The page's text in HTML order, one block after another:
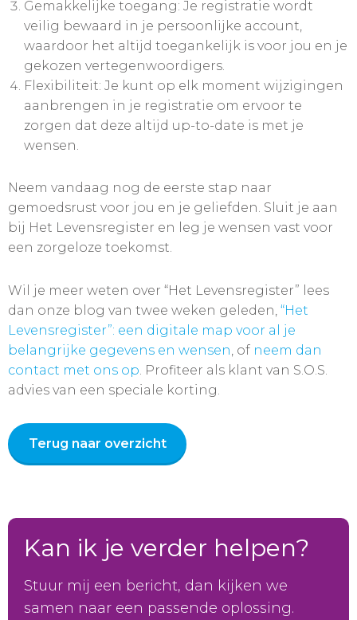
Gemakkelijke toegang: Je registratie wordt
veilig bewaard in je persoonlijke account,
waardoor het altijd toegankelijk is voor jou en je
gekozen vertegenwoordigers.
Flexibiliteit: Je kunt op elk moment wijzigingen
aanbrengen in je registratie om ervoor te
zorgen dat deze altijd up-to-date is met je
wensen.
Neem vandaag nog de eerste stap naar
gemoedsrust voor jou en je geliefden. Sluit je aan
bij Het Levensregister en leg je wensen vast voor
een zorgeloze toekomst.
Wil je meer weten over “Het Levensregister” lees
dan onze blog van twee weken geleden, “Het
Levensregister”: een digitale map voor al je
belangrijke gegevens en wensen, of neem dan
contact met ons op. Profiteer als klant van S.O.S.
advies van een speciale korting.
Terug naar overzicht
Kan ik je verder helpen?
Stuur mij een bericht, dan kijken we
samen naar een passende oplossing.